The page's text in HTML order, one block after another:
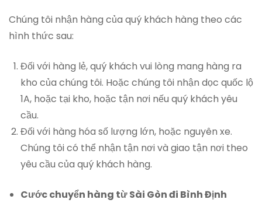
Chúng tôi nhận hàng của quý khách hàng theo các
hình thức sau:
Đối với hàng lẻ, quý khách vui lòng mang hàng ra
kho của chúng tôi. Hoặc chúng tôi nhận dọc quốc lộ
1A, hoặc tại kho, hoặc tận nơi nếu quý khách yêu
cầu.
Đối với hàng hóa số lượng lớn, hoặc nguyên xe.
Chúng tôi có thể nhận tận nơi và giao tận nơi theo
yêu cầu của quý khách hàng.
Cước chuyển hàng từ Sài Gòn đi Bình Định